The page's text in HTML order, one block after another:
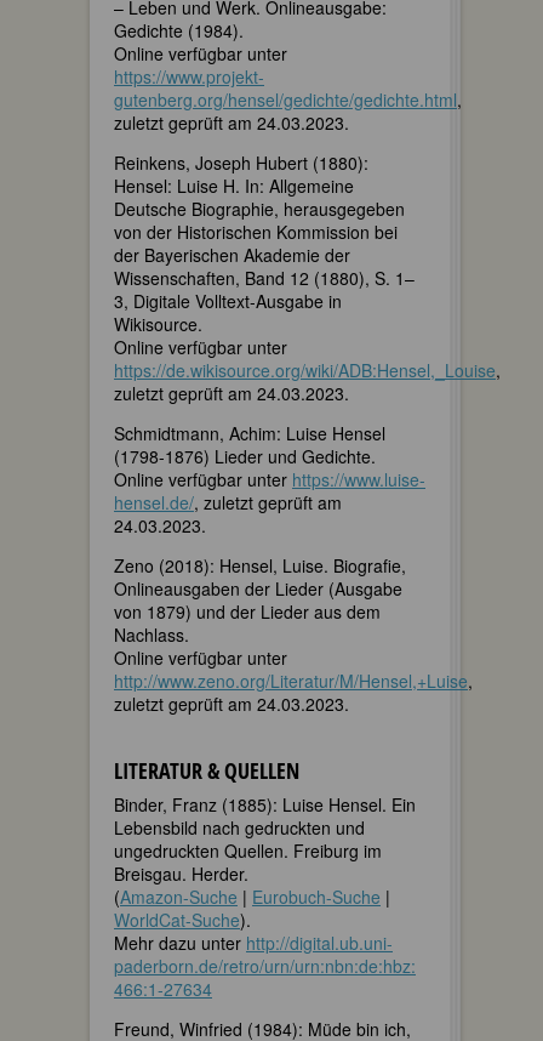
– Leben und Werk. Onlineausgabe:
Gedichte (1984).
Online verfügbar unter
https://www.projekt-
gutenberg.org/hensel/gedichte/gedichte.html,
zuletzt geprüft am 24.03.2023.
Reinkens, Joseph Hubert (1880):
Hensel: Luise H. In: Allgemeine
Deutsche Biographie, herausgegeben
von der Historischen Kommission bei
der Bayerischen Akademie der
Wissenschaften, Band 12 (1880), S. 1–
3, Digitale Volltext-Ausgabe in
Wikisource.
Online verfügbar unter
https://de.wikisource.org/wiki/ADB:Hensel,_Louise,
zuletzt geprüft am 24.03.2023.
Schmidtmann, Achim: Luise Hensel
(1798-1876) Lieder und Gedichte.
Online verfügbar unter https://www.luise-
hensel.de/, zuletzt geprüft am
24.03.2023.
Zeno (2018): Hensel, Luise. Biografie,
Onlineausgaben der Lieder (Ausgabe
von 1879) und der Lieder aus dem
Nachlass.
Online verfügbar unter
http://www.zeno.org/Literatur/M/Hensel,+Luise,
zuletzt geprüft am 24.03.2023.
LITERATUR & QUELLEN
Binder, Franz (1885): Luise Hensel. Ein
Lebensbild nach gedruckten und
ungedruckten Quellen. Freiburg im
Breisgau. Herder.
(Amazon-Suche | Eurobuch-Suche |
WorldCat-Suche).
Mehr dazu unter http://​digital.ub.uni-
paderborn.de​/​retro/​urn/​urn:​nbn:​de:​hbz:​
466:​1-​27634
Freund, Winfried (1984): Müde bin ich,